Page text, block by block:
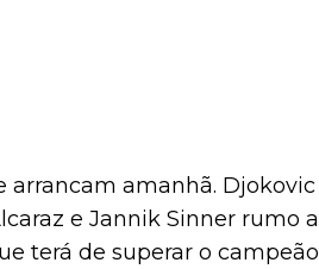
arrancam amanhã. Djokovic
e Jannik Sinner rumo a
terá de superar o campeão